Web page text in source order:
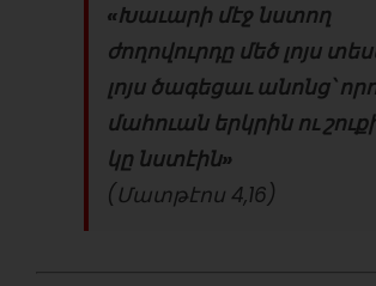
«Խաւարի մէջ նստող
ժողովուրդը մեծ լոյս
լոյս ծագեցաւ անոնց՝
մահուան երկրին ու
կը նստէին»
(Մատթէոս 4,16)